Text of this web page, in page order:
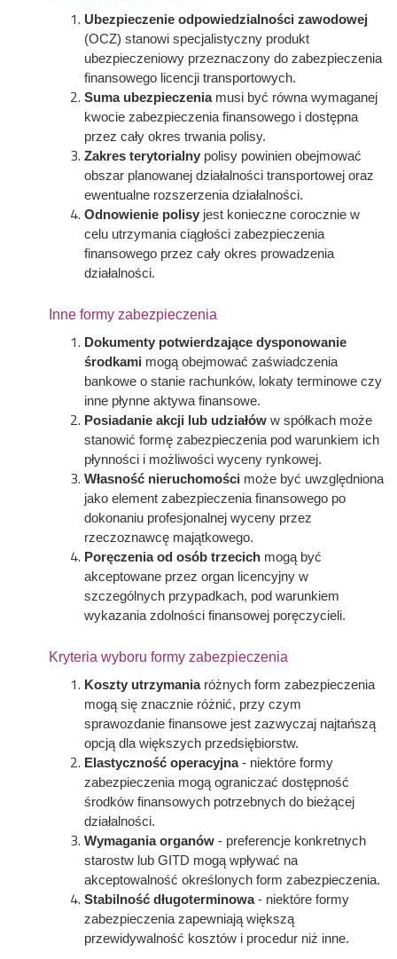
Ubezpieczenie odpowiedzialności zawodowej
(OCZ) stanowi specjalistyczny produkt
ubezpieczeniowy przeznaczony do zabezpieczenia
finansowego licencji transportowych.
Suma ubezpieczeniamusi być równa wymaganej
kwocie zabezpieczenia finansowego i dostępna
przez cały okres trwania polisy.
Zakres terytorialny polisy powinien obejmować
obszar planowanej działalności transportowej oraz
ewentualne rozszerzenia działalności.
Odnowienie polisy jest konieczne corocznie w
celu utrzymania ciągłości zabezpieczenia
finansowego przez cały okres prowadzenia
działalności.
Inne formy zabezpieczenia
Dokumenty potwierdzające dysponowanie
środkami mogą obejmować zaświadczenia
bankowe o stanie rachunków, lokaty terminowe czy
inne płynne aktywa finansowe.
Posiadanie akcji lub udziałów w spółkach może
stanowić formę zabezpieczenia pod warunkiem ich
płynności i możliwości wyceny rynkowej.
Własność nieruchomości może być uwzględniona
jako element zabezpieczenia finansowego po
dokonaniu profesjonalnej wyceny przez
rzeczoznawcę majątkowego.
Poręczenia od osób trzecich mogą być
akceptowane przez organ licencyjny w
szczególnych przypadkach, pod warunkiem
wykazania zdolności finansowej poręczycieli.
Kryteria wyboru formy zabezpieczenia
Koszty utrzymaniaróżnych form zabezpieczenia
mogą się znacznie różnić, przy czym
sprawozdanie finansowe jest zazwyczaj najtańszą
opcją dla większych przedsiębiorstw.
Elastyczność operacyjna- niektóre formy
zabezpieczenia mogą ograniczać dostępność
środków finansowych potrzebnych do bieżącej
działalności.
Wymagania organów - preferencje konkretnych
starostw lub GITD mogą wpływać na
akceptowalność określonych form zabezpieczenia.
Stabilność długoterminowa- niektóre formy
zabezpieczenia zapewniają większą
przewidywalność kosztów i procedur niż inne.